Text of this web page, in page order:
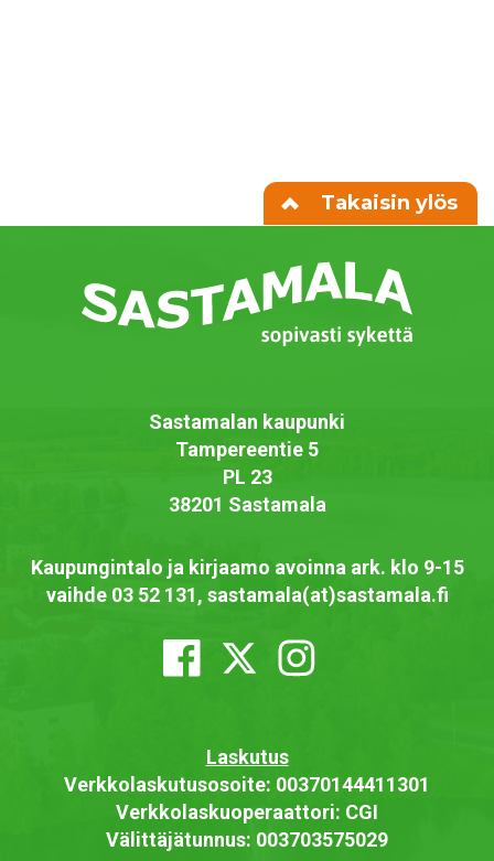
Takaisin ylös
Sastamalan kaupunki
Tampereentie 5
PL 23
38201 Sastamala
Kaupungintalo ja kirjaamo avoinna ark. klo 9-15
vaihde 03 52 131, sastamala(at)sastamala.fi
Laskutus
Verkkolaskutusosoite: 00370144411301
Verkkolaskuoperaattori: CGI
Välittäjätunnus: 003703575029